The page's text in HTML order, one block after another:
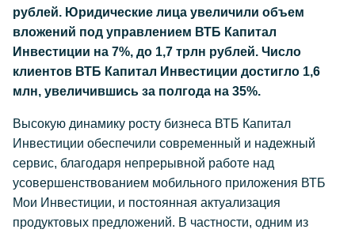
рублей. Юридические лица увеличили объем
вложений под управлением ВТБ Капитал
Инвестиции на 7%, до 1,7 трлн рублей. Число
клиентов ВТБ Капитал Инвестиции достигло 1,6
млн, увеличившись за полгода на 35%.
Высокую динамику росту бизнеса ВТБ Капитал
Инвестиции обеспечили современный и надежный
сервис, благодаря непрерывной работе над
усовершенствованием мобильного приложения ВТБ
Мои Инвестиции, и постоянная актуализация
продуктовых предложений. В частности, одним из